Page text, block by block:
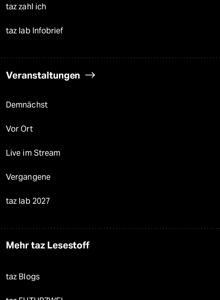
taz zahl ich
taz lab Infobrief
Veranstaltungen
Demnächst
Vor Ort
Live im Stream
Vergangene
taz lab 2027
Mehr taz Lesestoff
taz Blogs